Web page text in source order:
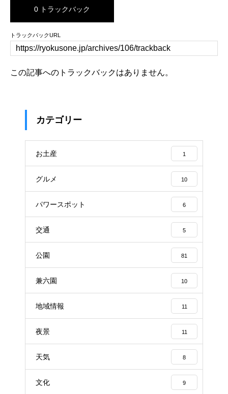
0 トラックバック
トラックバックURL
この記事へのトラックバックはありません。
カテゴリー
お土産 1
グルメ 10
パワースポット 6
交通 5
公園 81
兼六園 10
地域情報 11
夜景 11
天気 8
文化 9